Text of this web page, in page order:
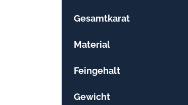
Gesamtkarat
Material
Feingehalt
Gewicht